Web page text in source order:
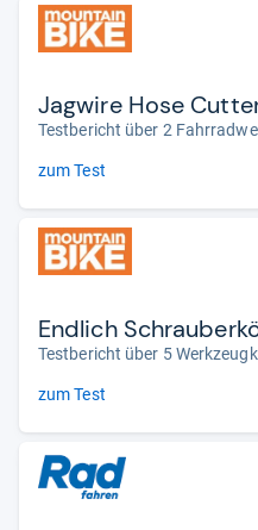
Jagwire Hose
Testbericht über 2
zum Test
Endlich
Testbericht über 5
zum Test